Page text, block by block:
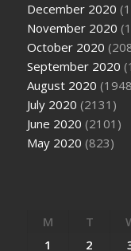
December 2020
November 2020
October 2020
September 2020
August 2020
July 2020 (2131)
June 2020 (2101)
May 2020 (823)
M T
1
2